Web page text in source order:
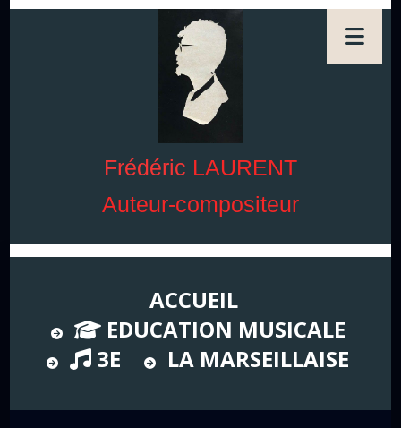
Frédéric LAURENT
Auteur-compositeur
ACCUEIL
EDUCATION MUSICALE
3E
LA MARSEILLAISE